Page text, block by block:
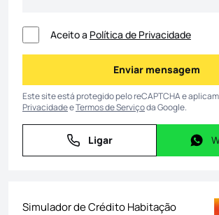
Aceito a Política de Privacidade
Enviar
Enviar mensagem
Este site está protegido pelo reCAPTCHA e
PrivacidadeeTermos de Serviçoda Google.
Ligar
Ligar
Simulador de Crédito Habitação